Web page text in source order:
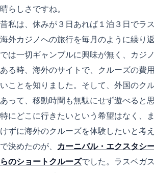
晴らしさですね。
昔私は、休みが３日あれば１泊３日でラ
海外カジノへの旅行を毎月のように繰り
では一切ギャンブルに興味が無く、カジ
ある時、海外のサイトで、クルーズの費
いことを知りました。そして、外国のク
あって、移動時間も無駄にせず遊べると
特にどこに行きたいという希望はなく、
けずに海外のクルーズを体験したいと考
で決めたのが、
カーニバル・エクスタシ
らのショートクルーズでした。ラスベガ